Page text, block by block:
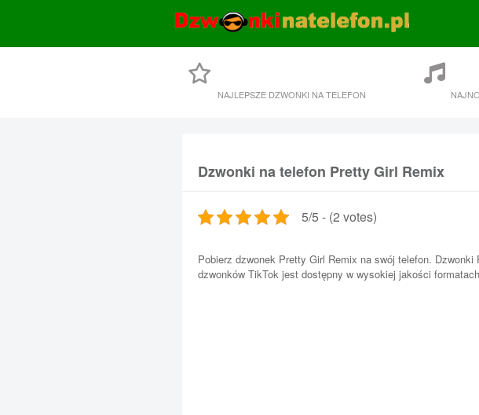
NAJLEPSZE DZWONKI NA TELEFON
Dzwonki na telefon Pretty Girl Remix
5/5 - (2 votes)
Pobierz dzwonek Pretty Girl Remix na swój telefon.
dzwonków TikTok jest dostępny w wysokiej jakości